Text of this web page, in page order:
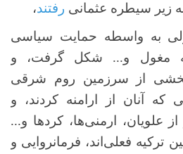
زیر سیطره عثمانی رفتند،
به واسطه حمایت سیاسی
مغول و... شکل گرفت، و
بخشی از سرزمین روم شرقی
آنان از ارامنه کردند، و
علویان، ارمنی‌ها، کردها و...
ترکیه فعلی‌اند، فرمانروایی و